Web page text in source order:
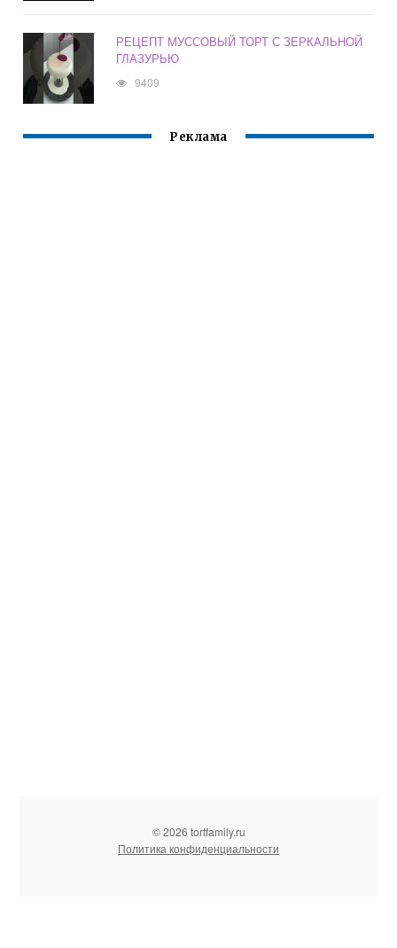
РЕЦЕПТ МУССОВЫЙ ТОРТ С ЗЕРКАЛЬНОЙ
ГЛАЗУРЬЮ
9409
Реклама
© 2026 tortfamily.ru
Политика конфиденциальности